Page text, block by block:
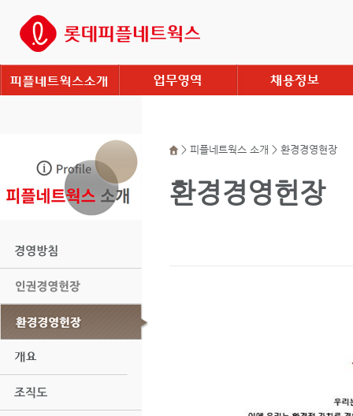
> 피플네트웍스 소개 > 환경경영현장
환경경영헌장